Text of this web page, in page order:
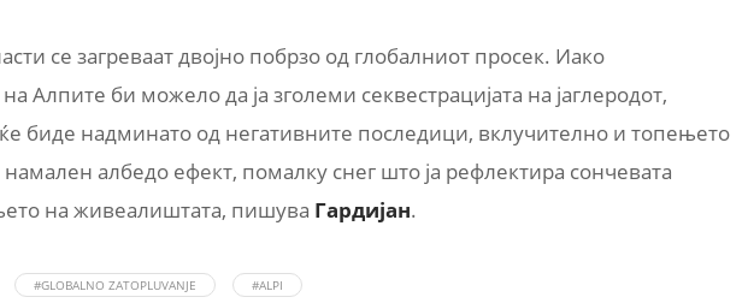
се загреваат двојно побрзо од глобалниот просек. Иако
Алпите би можело да ја зголеми секвестрацијата на јаглеродот,
ќе биде надминато од негативните последици, вклучително и топењето
албедо ефект, помалку снег што ја рефлектира сончевата
на живеалиштата, пишува Гардијан.
#GLOBALNO ZATOPLUVANJE #ALPI